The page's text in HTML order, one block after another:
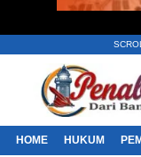
HOME HUKUM